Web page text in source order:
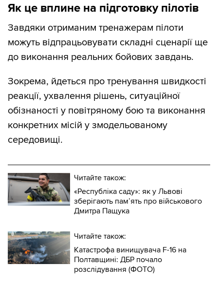
Як це вплине на підготовку пілотів
Завдяки отриманим тренажерам пілоти
можуть відпрацьовувати складні сценарії ще
до виконання реальних бойових завдань.
Зокрема, йдеться про тренування швидкості
реакції, ухвалення рішень, ситуаційної
обізнаності у повітряному бою та виконання
конкретних місій у змодельованому
середовищі.
Читайте також:
«Республіка саду»: як у Львові
зберігають пам’ять про військового
Дмитра Пащука
Читайте також:
Катастрофа винищувача F-16 на
Полтавщині: ДБР почало
розслідування (ФОТО)